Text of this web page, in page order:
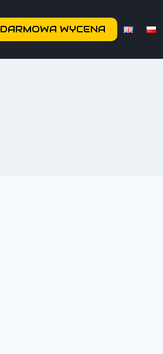
DARMOWA WYCENA